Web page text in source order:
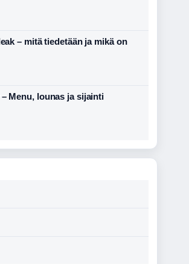
– mitä tiedetään ja mikä on
Menu, lounas ja sijainti